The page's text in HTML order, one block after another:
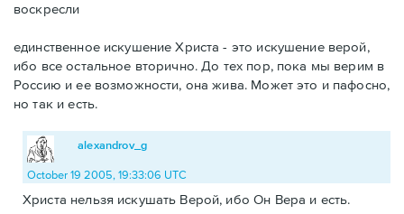
воскресли
единственное искушение Христа - это искушение верой,
ибо все остальное вторично. До тех пор, пока мы верим в
Россию и ее возможности, она жива. Может это и пафосно,
но так и есть.
alexandrov_g
October 19 2005, 19:33:06 UTC
Христа нельзя искушать Верой, ибо Он Вера и есть.